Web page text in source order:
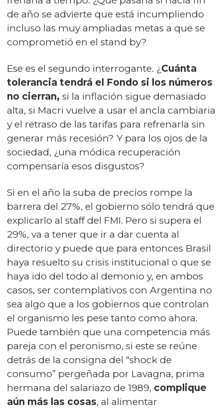
de año se advierte que está incumpliendo
incluso las muy ampliadas metas a que se
comprometió en el stand by?
Ese es el segundo interrogante. ¿Cuánta
tolerancia tendrá el Fondo si los números
no cierran, si la inflación sigue demasiado
alta, si Macri vuelve a usar el ancla cambiaria
y el retraso de las tarifas para refrenarla sin
generar más recesión? Y para los ojos de la
sociedad, ¿una módica recuperación
compensaría esos disgustos?
Si en el año la suba de precios rompe la
barrera del 27%, el gobierno sólo tendrá que
explicarlo al staff del FMI. Pero si supera el
29%, va a tener que ir a dar cuenta al
directorio y puede que para entonces Brasil
haya resuelto su crisis institucional o que se
haya ido del todo al demonio y, en ambos
casos, ser contemplativos con Argentina no
sea algo que a los gobiernos que controlan
el organismo les pese tanto como ahora.
Puede también que una competencia más
pareja con el peronismo, si este se reúne
detrás de la consigna del “shock de
consumo” pergeñada por Lavagna, prima
hermana del salariazo de 1989, complique
aún más las cosas, al alimentar